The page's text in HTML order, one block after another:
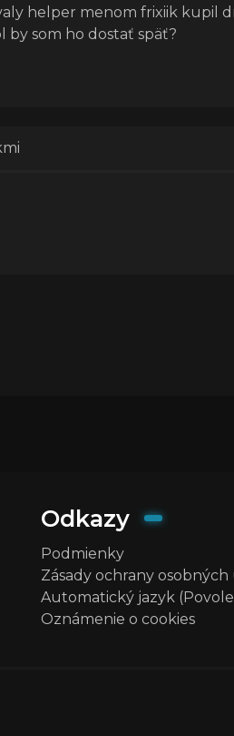
helper menom frixiik kupil
by som ho dostať späť?
Odkazy
Podmienky
Zásady ochrany osobných
Automatický jazyk
Oznámenie o cookies